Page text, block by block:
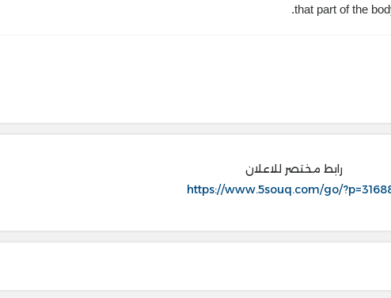
that part of the
رابط مختصر للاعلان
https://www.5souq.com/go/